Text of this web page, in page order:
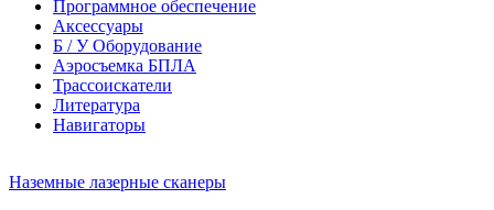
Программное обеспечение
Аксессуары
Б / У Оборудование
Аэросъемка БПЛА
Трассоискатели
Литература
Навигаторы
Наземные лазерные сканеры